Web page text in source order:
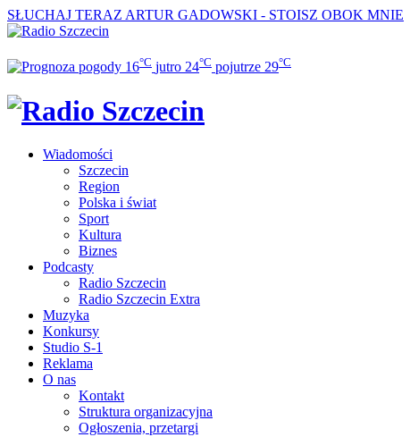
SŁUCHAJ TERAZ ARTUR GADOWSKI - STOISZ OBOK MNIE
16°C jutro 24°C pojutrze 29°C
Wiadomości
Szczecin
Region
Polska i świat
Sport
Kultura
Biznes
Podcasty
Radio Szczecin
Radio Szczecin Extra
Muzyka
Konkursy
Studio S-1
Reklama
O nas
Kontakt
Struktura organizacyjna
Ogłoszenia, przetargi